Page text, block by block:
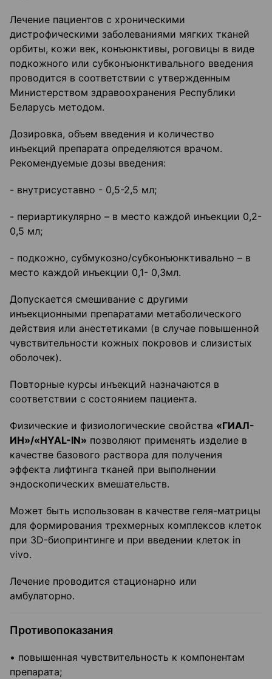
Лечение пациентов с хроническими
дистрофическими заболеваниями мягких тканей
орбиты, кожи век, конъюнктивы, роговицы в виде
подкожного или субконъюнктивального введения
проводится в соответствии с утвержденным
Министерством здравоохранения Республики
Беларусь методом.
Дозировка, объем введения и количество
инъекций препарата определяются врачом.
Рекомендуемые дозы введения:
- внутрисуставно - 0,5-2,5 мл;
- периартикулярно – в место каждой инъекции 0,2-
0,5 мл;
- подкожно, субмукозно/субконъюнктивально – в
место каждой инъекции 0,1- 0,3мл.
Допускается смешивание с другими
инъекционными препаратами метаболического
действия или анестетиками (в случае повышенной
чувствительности кожных покровов и слизистых
оболочек).
Повторные курсы инъекций назначаются в
соответствии с состоянием пациента.
Физические и физиологические свойства «ГИАЛ-
ИН»/«HYAL-IN» позволяют применять изделие в
качестве базового раствора для получения
эффекта лифтинга тканей при выполнении
эндоскопических вмешательств.
Может быть использован в качестве геля-матрицы
для формирования трехмерных комплексов клеток
при 3D-биопринтинге и при введении клеток in
vivo.
Лечение проводится стационарно или
амбулаторно.
Противопоказания
• повышенная чувствительность к компонентам
препарата;